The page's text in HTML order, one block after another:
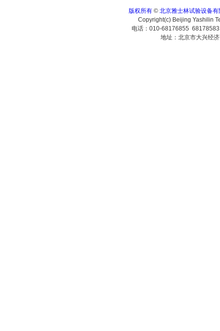
版权所有 © 北京雅士林试验设备有
Copyright(c) Beijing Yashilin
电话：010-68176855
地址：北京市大兴经